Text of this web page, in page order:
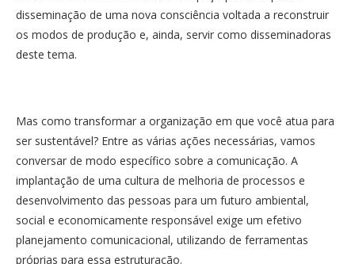
disseminação de uma nova consciência voltada a reconstruir
os modos de produção e, ainda, servir como disseminadoras
deste tema.
Mas como transformar a organização em que você atua para
ser sustentável? Entre as várias ações necessárias, vamos
conversar de modo específico sobre a comunicação. A
implantação de uma cultura de melhoria de processos e
desenvolvimento das pessoas para um futuro ambiental,
social e economicamente responsável exige um efetivo
planejamento comunicacional, utilizando de ferramentas
próprias para essa estruturação.